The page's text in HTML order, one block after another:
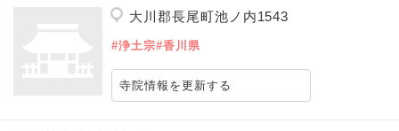
大川郡長尾町池ノ内1543
#浄土宗#香川県
寺院情報を更新する